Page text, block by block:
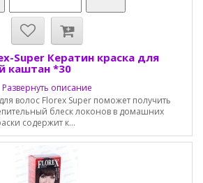
Super Кератин краска для
каштан *30
Развернуть описание
волос Florex Super поможет получить
блеск локонов в домашних
содержит к...